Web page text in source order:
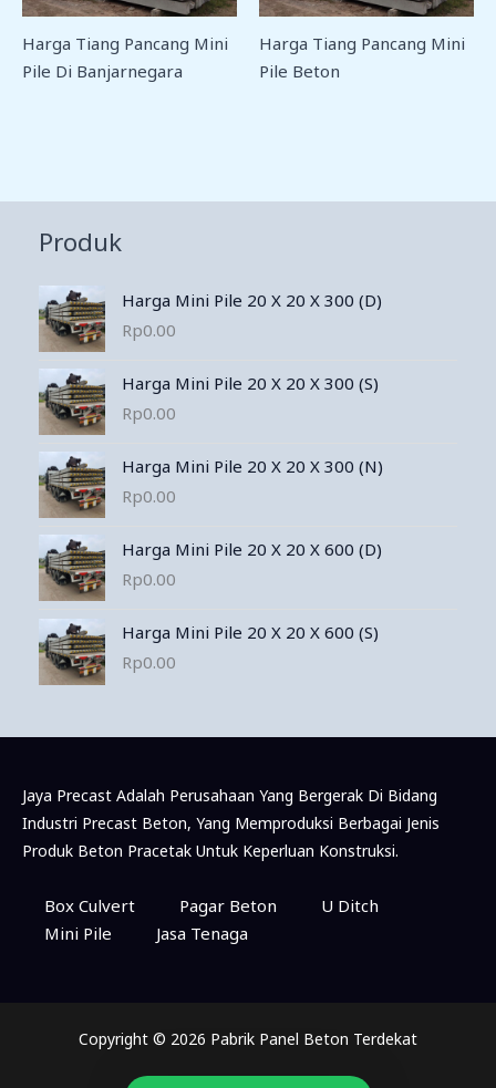
Harga Tiang Pancang Mini
Pile Di Banjarnegara
Harga Tiang Pancang Mini
Pile Beton
Produk
Harga Mini Pile 20 X 20 X 300 (D)
Rp0.00
Harga Mini Pile 20 X 20 X 300 (S)
Rp0.00
Harga Mini Pile 20 X 20 X 300 (N)
Rp0.00
Harga Mini Pile 20 X 20 X 600 (D)
Rp0.00
Harga Mini Pile 20 X 20 X 600 (S)
Rp0.00
Jaya Precast Adalah Perusahaan Yang Bergerak Di Bidang
Industri Precast Beton, Yang Memproduksi Berbagai Jenis
Produk Beton Pracetak Untuk Keperluan Konstruksi.
Box Culvert Pagar Beton
U Ditch
Mini Pile
Jasa Tenaga
Copyright © 2026 Pabrik Panel Beton Terdekat